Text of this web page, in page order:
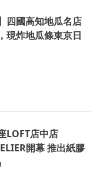
四國高知地瓜名店
現炸地瓜條東京日
LOFT店中店
開幕 推出紙膠